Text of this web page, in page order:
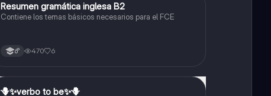
Inglés
Resumen gramática inglesa B2
Contiene los temas básicos necesarios para el FCE
6° 470 6
Inglés
🪻✨️verbo to be✨️🪻